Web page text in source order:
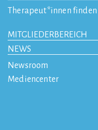
Therapeut*innen finden
MITGLIEDERBEREICH
NEWS
Newsroom
Mediencenter